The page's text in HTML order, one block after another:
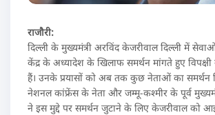
राजौरी:
दिल्ली के मुख्यमंत्री अरविंद केजरीवाल दिल्ली में
केंद्र के अध्यादेश के खिलाफ समर्थन मांगते हुए
हैं। उनके प्रयासों को अब तक कुछ नेताओं का समर्थन
नेशनल कांफ्रेंस के नेता और जम्मू-कश्मीर के पूर्व
ने इस मुद्दे पर समर्थन जुटाने के लिए केजरीवाल को